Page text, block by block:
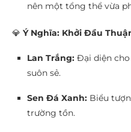
nên một tổng thể vừa
💎 Ý Nghĩa: Khởi Đầu
Lan Trắng: Đại diện
suôn sẻ.
Sen Đá Xanh: Biểu
trường tồn.